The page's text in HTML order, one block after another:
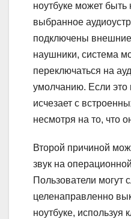
ноутбуке может быть
выбранное
подключены
наушники, система
переключаться на
умолчанию. Если это
исчезает с
несмотря на то, что
Второй причиной
звук на
Пользователи могут
целенаправленно
ноутбуке,